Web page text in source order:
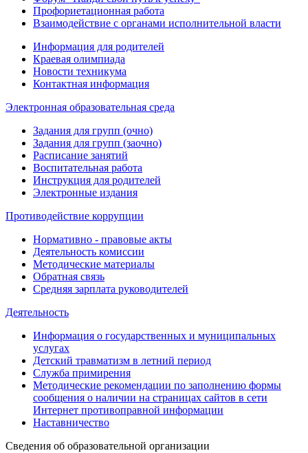
Профориетационная работа
Взаимодействие с органами исполнительной власти
Информация для родителей
Краевая олимпиада
Новости техникума
Контактная информация
Электронная образовательная среда
Задания для групп (очно)
Задания для групп (заочно)
Расписание занятий
Воспитательная работа
Инструкция для родителей
Электронные издания
Противодействие коррупции
Нормативно - правовые акты
Деятельность комиссии
Методические материалы
Обратная связь
Средняя зарплата руководителей
Деятельность
Информация о государственных и муниципальных
услугах
Детский травматизм в летний период
Служба примирения
Методические рекомендации по заполнению формы
сообщения о наличии на страницах сайтов в сети
Интернет противоправной информации
Наставничество
Сведения об образовательной организации